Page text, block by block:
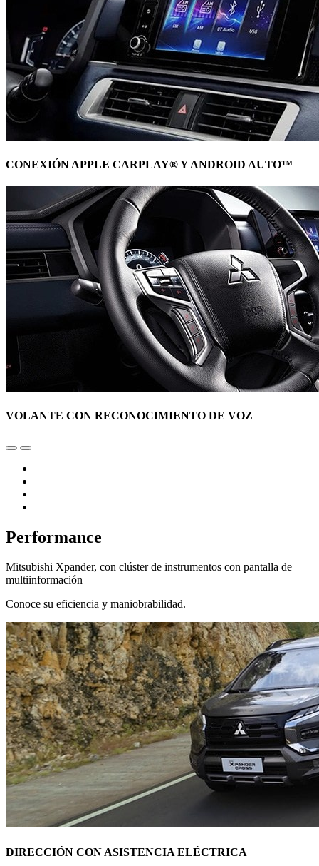
CONEXIÓN APPLE CARPLAY® Y ANDROID AUTO™
VOLANTE CON RECONOCIMIENTO DE VOZ
Performance
Mitsubishi Xpander, con clúster de instrumentos con pantalla de
multiinformación
Conoce su eficiencia y maniobrabilidad.
DIRECCIÓN CON ASISTENCIA ELÉCTRICA